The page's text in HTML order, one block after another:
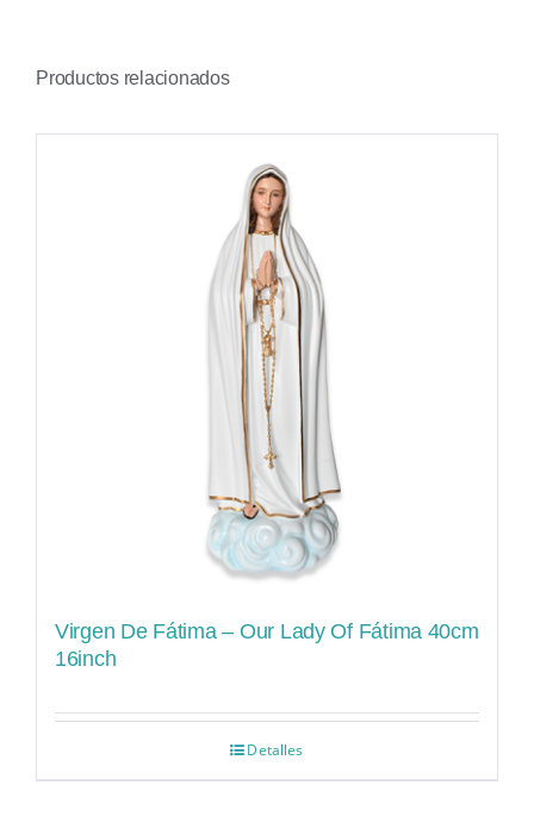
Productos relacionados
Virgen De Fátima – Our Lady Of Fátima 40cm
16inch
Detalles